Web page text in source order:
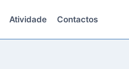
Atividade Contactos